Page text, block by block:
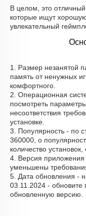
В целом, это
которые ищут
увлекательный
1. Размер незанятой
память от ненужных
комфортного.
2. Операционная
посмотреть
несоответствия
установке.
3. Популярность - по
360000, о
количество
4. Версия
уменьшены
5. Дата обновления -
03.11.2024 - обновите
обновленную версию.